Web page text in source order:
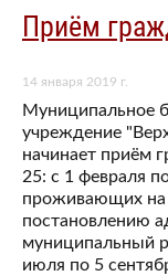
Приём
14 января 2019 г.
Муниципальное
учреждение
начинает приём
25: с 1 февраля
проживающих на
постановлению
муниципальный
июля по 5